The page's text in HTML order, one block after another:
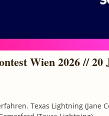
Wien 2026 //
Texas Lightning (Jane